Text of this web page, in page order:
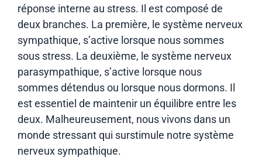
réponse interne au stress. Il est composé de
deux branches. La première, le système nerveux
sympathique, s’active lorsque nous sommes
sous stress. La deuxième, le système nerveux
parasympathique, s’active lorsque nous
sommes détendus ou lorsque nous dormons. Il
est essentiel de maintenir un équilibre entre les
deux. Malheureusement, nous vivons dans un
monde stressant qui surstimule notre système
nerveux sympathique.